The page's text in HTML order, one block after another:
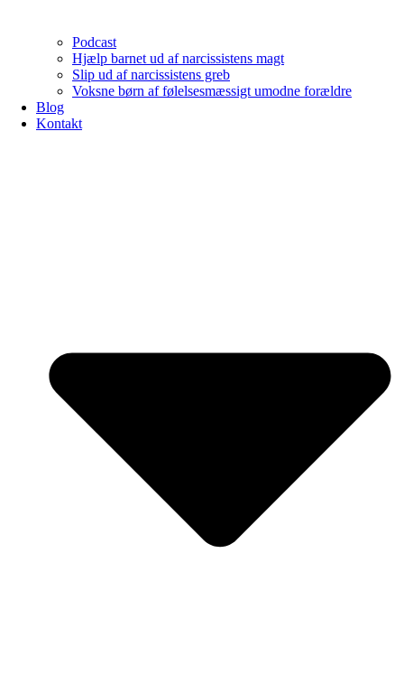
Podcast
Hjælp barnet ud af narcissistens magt
Slip ud af narcissistens greb
Voksne børn af følelsesmæssigt umodne forældre
Blog
Kontakt